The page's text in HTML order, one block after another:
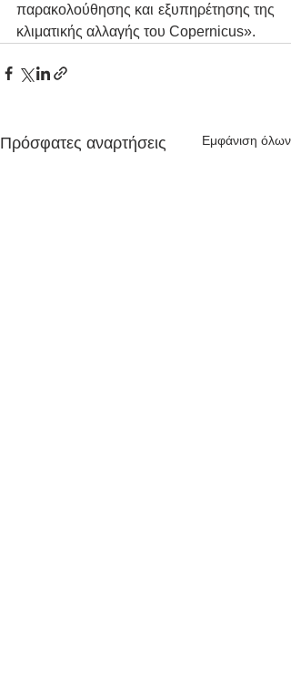
παρακολούθησης και εξυπηρέτησης της
κλιματικής αλλαγής του Copernicus».
Πρόσφατες αναρτήσεις Εμφάνιση όλων